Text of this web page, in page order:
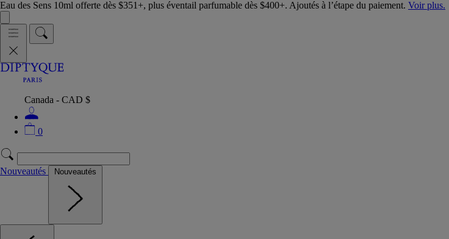
Eau des Sens 10ml offerte dès $351+, plus éventail parfumable dès $400+. Ajoutés à l’étape du paiement. Voir plus.
Canada - CAD $
0
Nouveautés Nouveautés